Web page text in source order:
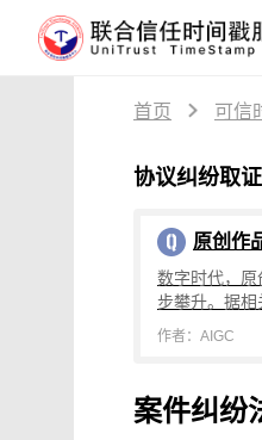
首页 可信
协议纠纷取
数字时代，原
步攀升。据相
国内原创作
作者：AIGC
案件纠纷